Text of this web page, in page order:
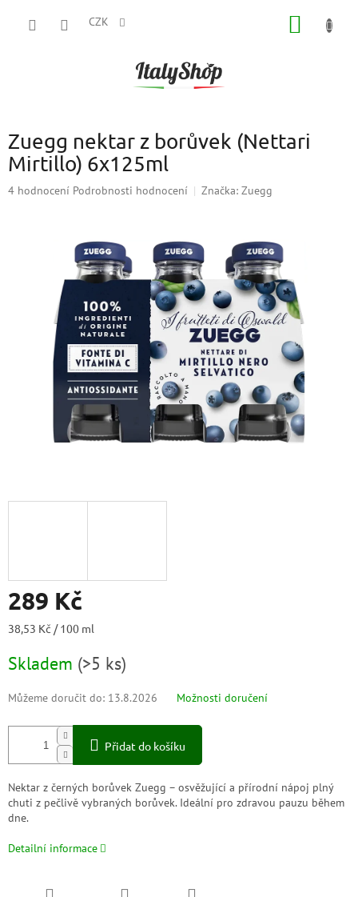
CZK
Zuegg nektar z borůvek (Nettari
Mirtillo) 6x125ml
Průměrné
4 hodnocení Podrobnosti hodnocení Značka: Zuegg
289 Kč
Měrná
38,53 Kč / 100 ml
Skladem (>5 ks)
Můžeme doručit do: 13.8.2026 Možnosti doručení
Přidat do košíku
Nektar z černých borůvek Zuegg – osvěžující a přírodní nápoj plný
chuti z pečlivě vybraných borůvek. Ideální pro zdravou pauzu během
dne.
Detailní informace